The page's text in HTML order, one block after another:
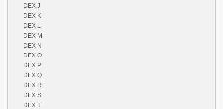
DEX J
DEX K
DEX L
DEX M
DEX N
DEX O
DEX P
DEX Q
DEX R
DEX S
DEX T